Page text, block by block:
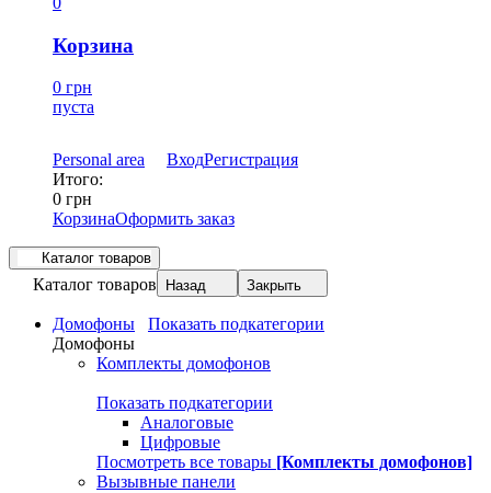
Корзина
0 грн
пуста
Personal area ВходРегистрация
Итого:
0 грн
КорзинаОформить заказ
Каталог товаров
Каталог товаров Назад Закрыть
Домофоны
Показать подкатегории
Домофоны
Комплекты домофонов
Показать подкатегории
Аналоговые
Цифровые
Посмотреть все товары [Комплекты домофонов]
Вызывные панели